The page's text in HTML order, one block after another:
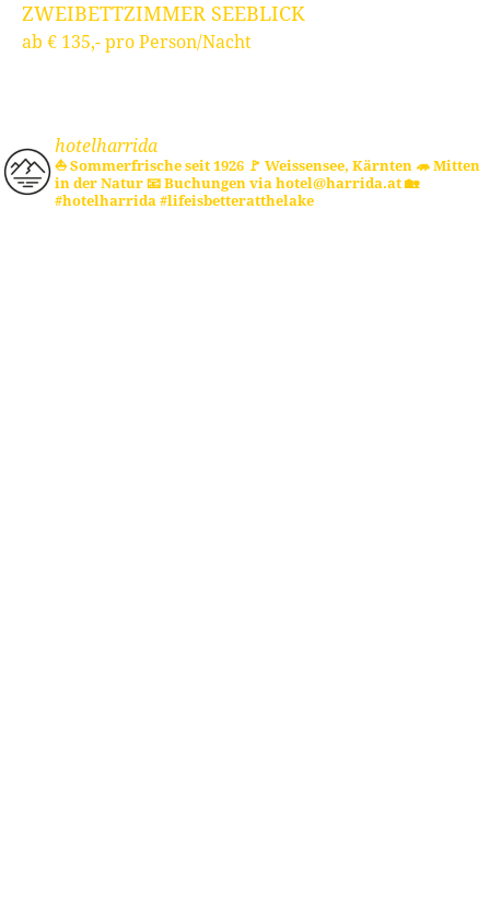
ZWEIBETTZIMMER SEEBLICK
ab € 135,- pro Person/Nacht
hotelharrida
⛵ Sommerfrische seit 1926 🚩 Weissensee, Kärnten🦔 Mitten
in der Natur📧 Buchungen via hotel@harrida.at🏡
#hotelharrida #lifeisbetteratthelake